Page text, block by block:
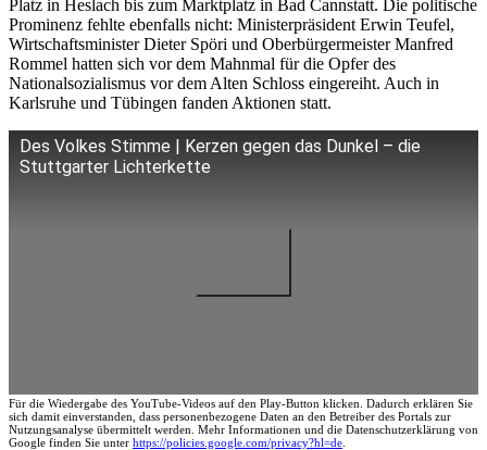
Platz in Heslach bis zum Marktplatz in Bad Cannstatt. Die politische
Prominenz fehlte ebenfalls nicht: Ministerpräsident Erwin Teufel,
Wirtschaftsminister Dieter Spöri und Oberbürgermeister Manfred
Rommel hatten sich vor dem Mahnmal für die Opfer des
Nationalsozialismus vor dem Alten Schloss eingereiht. Auch in
Karlsruhe und Tübingen fanden Aktionen statt.
Des Volkes Stimme | Kerzen gegen das Dunkel – die
Stuttgarter Lichterkette
Für die Wiedergabe des YouTube-Videos auf den Play-Button klicken. Dadurch erklären Sie
sich damit einverstanden, dass personenbezogene Daten an den Betreiber des Portals zur
Nutzungsanalyse übermittelt werden. Mehr Informationen und die Datenschutzerklärung von
Google finden Sie unter https://policies.google.com/privacy?hl=de